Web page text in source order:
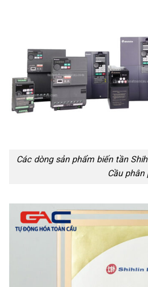
Các dòng sản phẩm biến tần
Cầu phân